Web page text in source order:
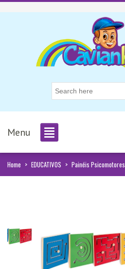
Menu
Home > EDUCATIVOS > Painéis Psicomotores